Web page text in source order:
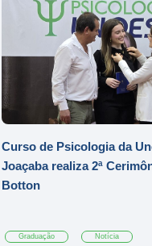
Curso de Psicologia da
Joaçaba realiza 2ª
Botton
Graduação Notícia